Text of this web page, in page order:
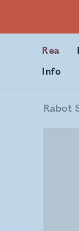
Rea
Info
Rabot